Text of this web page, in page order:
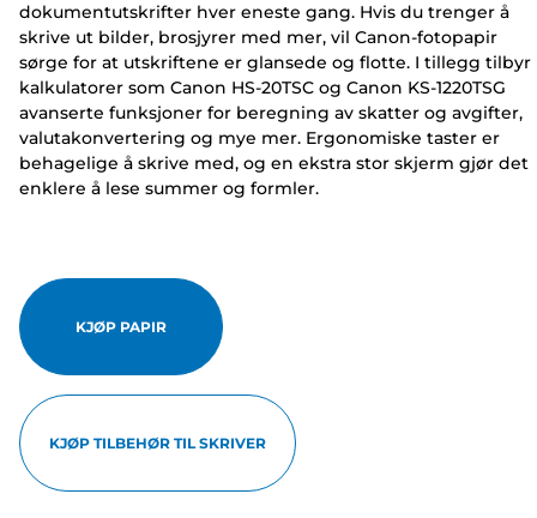
dokumentutskrifter hver eneste gang. Hvis du trenger å
skrive ut bilder, brosjyrer med mer, vil Canon-fotopapir
sørge for at utskriftene er glansede og flotte. I tillegg tilbyr
kalkulatorer som Canon HS-20TSC og Canon KS-1220TSG
avanserte funksjoner for beregning av skatter og avgifter,
valutakonvertering og mye mer. Ergonomiske taster er
behagelige å skrive med, og en ekstra stor skjerm gjør det
enklere å lese summer og formler.
KJØP PAPIR
KJØP TILBEHØR TIL SKRIVER